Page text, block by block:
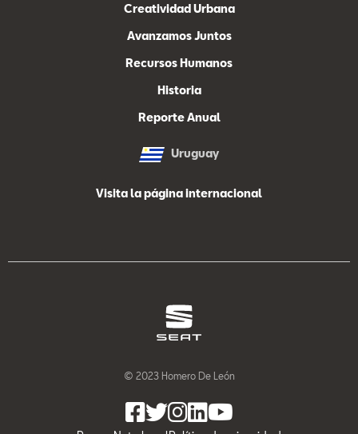
Creatividad Urbana
Avanzamos Juntos
Recursos Humanos
Historia
Reporte Anual
Uruguay
Visita la página internacional
© 2023 Homero De León